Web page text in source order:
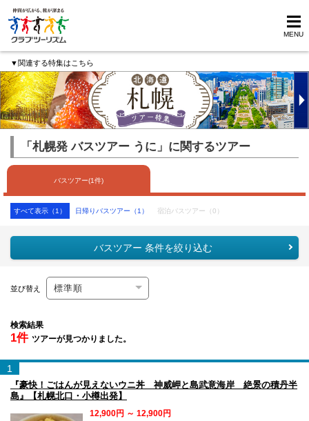
MENU
▼関連する特集はこちら
「札幌発 バスツアー うに」に関するツアー
バスツアー(1件)
すべて表示（1） 日帰りバスツアー（1） 宿泊バスツアー（0）
バスツアー 条件を絞り込む
並び替え
検索結果
1件 ツアーが見つかりました。
1
『豪快！ごはんが見えないウニ丼 神威岬と島武意海岸 絶景の積丹半
島』【札幌北口・小樽出発】
12,900円 ～ 12,900円